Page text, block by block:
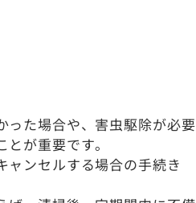
った場合や、害虫駆除が必要
が重要です。
ャンセルする場合の手続き